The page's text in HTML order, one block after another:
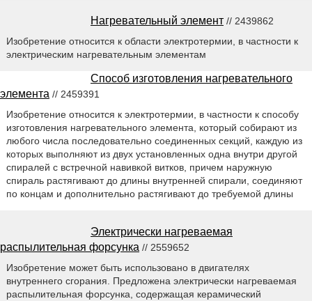
Нагревательный элемент // 2439862
Изобретение относится к области электротермии, в частности к
электрическим нагревательным элементам
Способ изготовления нагревательного
элемента // 2459391
Изобретение относится к электротермии, в частности к способу
изготовления нагревательного элемента, который собирают из
любого числа последовательно соединенных секций, каждую из
которых выполняют из двух установленных одна внутри другой
спиралей с встречной навивкой витков, причем наружную
спираль растягивают до длины внутренней спирали, соединяют
по концам и дополнительно растягивают до требуемой длины
Электрически нагреваемая
распылительная форсунка // 2559652
Изобретение может быть использовано в двигателях
внутреннего сгорания. Предложена электрически нагреваемая
распылительная форсунка, содержащая керамический